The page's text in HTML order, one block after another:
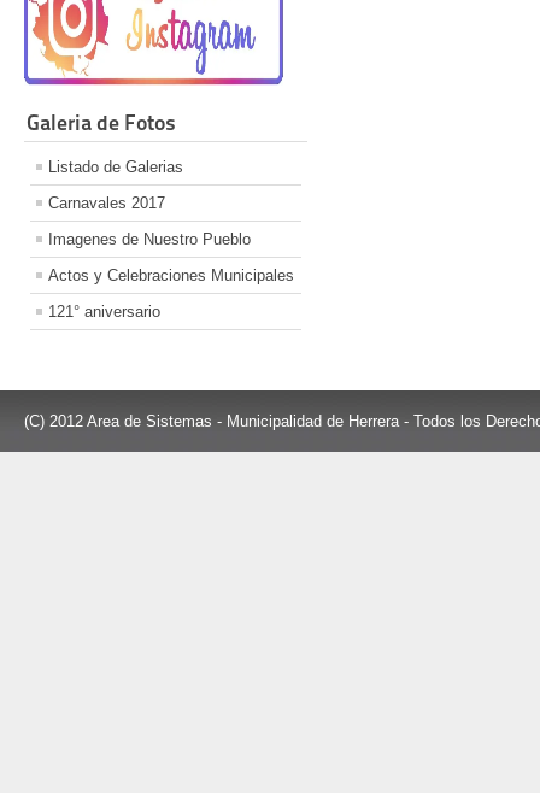
Galeria de Fotos
Listado de Galerias
Carnavales 2017
Imagenes de Nuestro Pueblo
Actos y Celebraciones Municipales
121° aniversario
(C) 2012 Area de Sistemas - Municipalidad de Herrera - Todos los